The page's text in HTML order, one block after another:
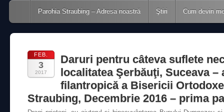
Main menu
Skip to content
Parohia Straubing – Adresa noastră Ştiri Cum devin
FEB.
3
2017
Daruri pentru câteva suflete
localitatea Şerbăuţi, Suceava –
filantropică a Bisericii
Straubing, Decembrie 2016 – prima